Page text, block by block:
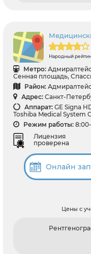
Народный
Метро:
Сенная площадь,
Район:
Адрес: Санкт-
Аппарат: GE Signa
Toshiba Medical System
Режим работы:
Лицензия
проверена
Онлайн
Цены с